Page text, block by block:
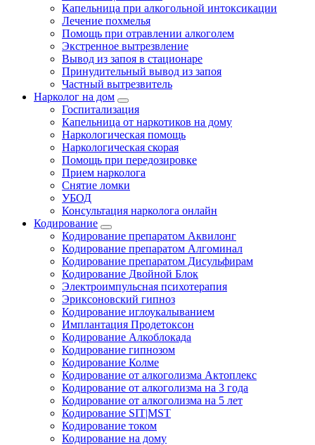
Капельница при алкогольной интоксикации
Лечение похмелья
Помощь при отравлении алкоголем
Экстренное вытрезвление
Вывод из запоя в стационаре
Принудительный вывод из запоя
Частный вытрезвитель
Нарколог на дом
Госпитализация
Капельница от наркотиков на дому
Наркологическая помощь
Наркологическая скорая
Помощь при передозировке
Прием нарколога
Снятие ломки
УБОД
Консультация нарколога онлайн
Кодирование
Кодирование препаратом Аквилонг
Кодирование препаратом Алгоминал
Кодирование препаратом Дисульфирам
Кодирование Двойной Блок
Электроимпульсная психотерапия
Эриксоновский гипноз
Кодирование иглоукалыванием
Имплантация Продетоксон
Кодирование Алкоблокада
Кодирование гипнозом
Кодирование Колме
Кодирование от алкоголизма Актоплекс
Кодирование от алкоголизма на 3 года
Кодирование от алкоголизма на 5 лет
Кодирование SIT|MST
Кодирование током
Кодирование на дому